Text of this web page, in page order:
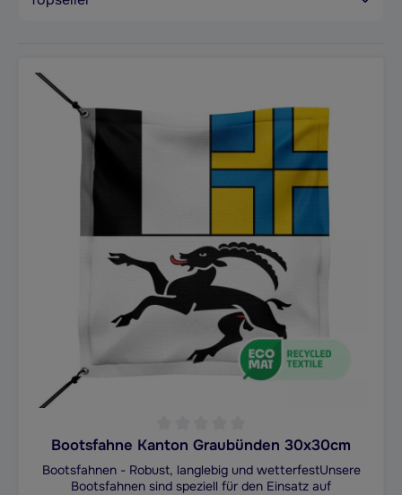
Durchschnittliche Bewertung von 0 von 5 Sternen
Bootsfahne Kanton Graubünden 30x30cm
Bootsfahnen - Robust, langlebig und wetterfestUnsere
Bootsfahnen sind speziell für den Einsatz auf